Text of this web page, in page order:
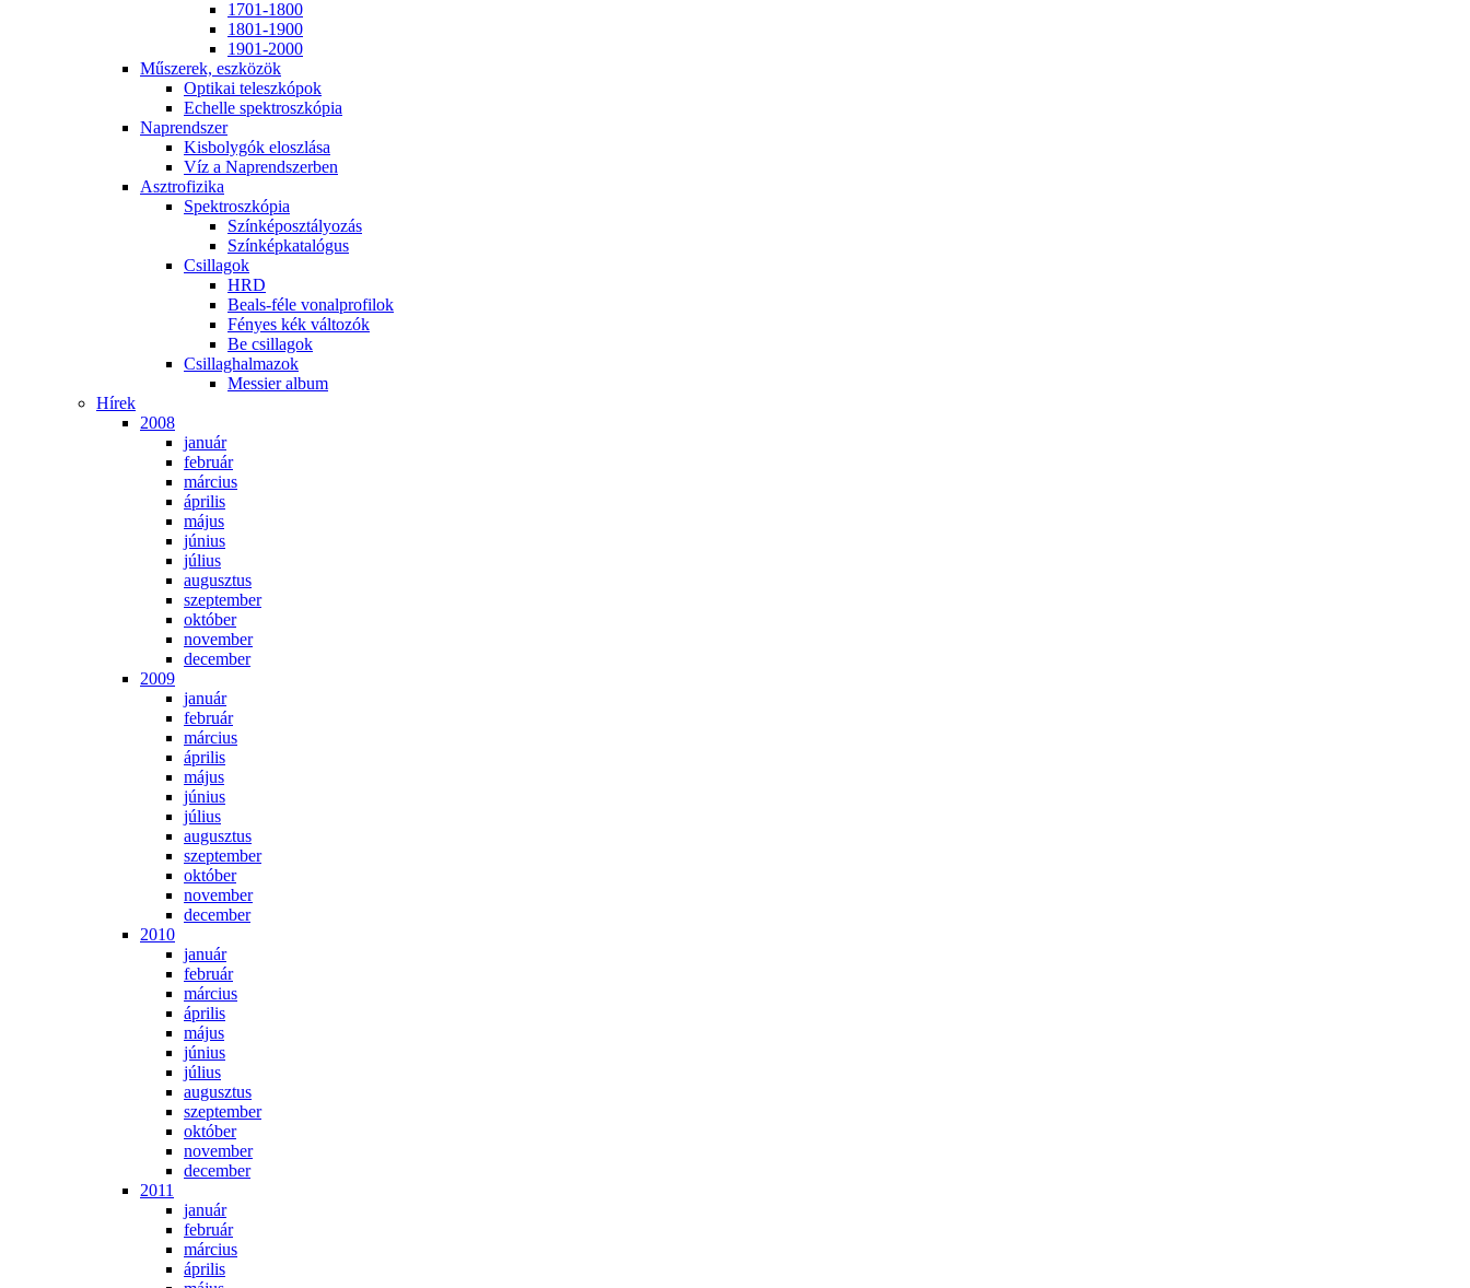
1701-1800
1801-1900
1901-2000
Mű­sze­rek, esz­kö­zök
Op­ti­kai te­lesz­kó­pok
Echel­le spekt­rosz­kó­pia
Nap­rend­szer
Kis­boly­gók el­osz­lá­sa
Víz a Nap­rend­szer­ben
Aszt­ro­fi­zi­ka
Spekt­rosz­kó­pia
Szín­kép­osz­tá­lyo­zás
Szín­kép­ka­ta­ló­gus
Csil­la­gok
HRD
Be­als-fé­le vo­nal­pro­fi­lok
Fé­nyes kék vál­to­zók
Be csil­la­gok
Csil­lag­hal­ma­zok
Mes­si­er al­bum
Hí­rek
2008
ja­nu­ár
feb­ru­ár
már­ci­us
áp­ri­lis
má­jus
jú­ni­us
jú­li­us
au­gusz­tus
szep­tem­ber
ok­tó­ber
no­vem­ber
de­cem­ber
2009
ja­nu­ár
feb­ru­ár
már­ci­us
áp­ri­lis
má­jus
jú­ni­us
jú­li­us
au­gusz­tus
szep­tem­ber
ok­tó­ber
no­vem­ber
de­cem­ber
2010
ja­nu­ár
feb­ru­ár
már­ci­us
áp­ri­lis
má­jus
jú­ni­us
jú­li­us
au­gusz­tus
szep­tem­ber
ok­tó­ber
no­vem­ber
de­cem­ber
2011
ja­nu­ár
feb­ru­ár
már­ci­us
áp­ri­lis